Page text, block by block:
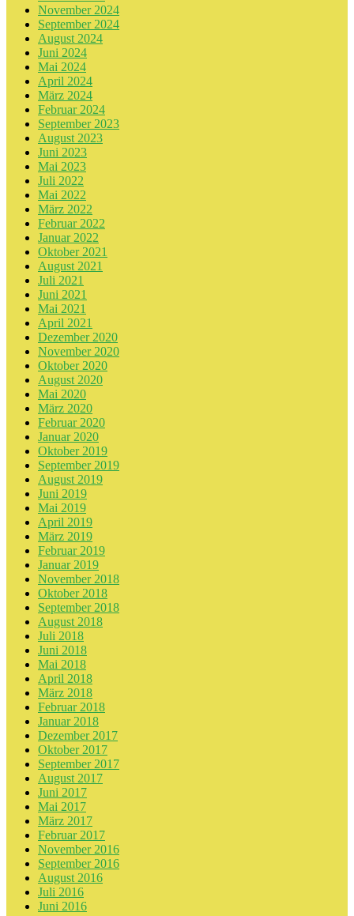
November 2024
September 2024
August 2024
Juni 2024
Mai 2024
April 2024
März 2024
Februar 2024
September 2023
August 2023
Juni 2023
Mai 2023
Juli 2022
Mai 2022
März 2022
Februar 2022
Januar 2022
Oktober 2021
August 2021
Juli 2021
Juni 2021
Mai 2021
April 2021
Dezember 2020
November 2020
Oktober 2020
August 2020
Mai 2020
März 2020
Februar 2020
Januar 2020
Oktober 2019
September 2019
August 2019
Juni 2019
Mai 2019
April 2019
März 2019
Februar 2019
Januar 2019
November 2018
Oktober 2018
September 2018
August 2018
Juli 2018
Juni 2018
Mai 2018
April 2018
März 2018
Februar 2018
Januar 2018
Dezember 2017
Oktober 2017
September 2017
August 2017
Juni 2017
Mai 2017
März 2017
Februar 2017
November 2016
September 2016
August 2016
Juli 2016
Juni 2016